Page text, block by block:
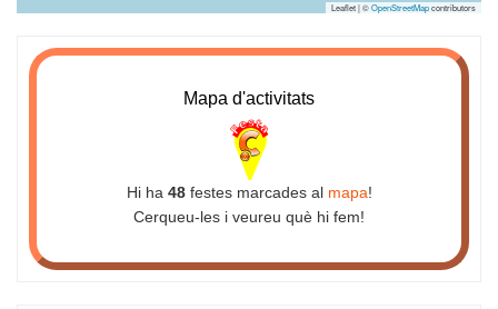
Leaflet | ©OpenStreetMapcontributors
Mapa d'activitats
Hi ha 48festes marcades al mapa!
Cerqueu-les i veureu què hi fem!